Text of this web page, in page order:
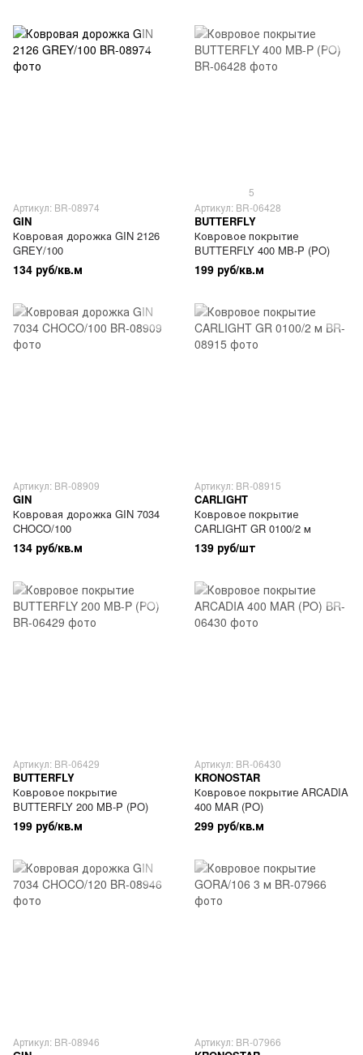
Артикул: BR-08974
GIN
Ковровая дорожка GIN 2126
GREY/100
134 руб/кв.м
5
Артикул: BR-06428
BUTTERFLY
Ковровое покрытие
BUTTERFLY 400 MB-P (PO)
199 руб/кв.м
Артикул: BR-08909
GIN
Ковровая дорожка GIN 7034
CHOCO/100
134 руб/кв.м
Артикул: BR-08915
CARLIGHT
Ковровое покрытие
CARLIGHT GR 0100/2 м
139 руб/шт
Артикул: BR-06429
BUTTERFLY
Ковровое покрытие
BUTTERFLY 200 MB-P (PO)
199 руб/кв.м
Артикул: BR-06430
KRONOSTAR
Ковровое покрытие ARCADIA
400 MAR (PO)
299 руб/кв.м
Артикул: BR-08946 Артикул: BR-07966